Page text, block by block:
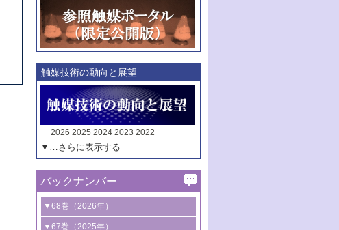
年度
記事種別
マーク：
マークあり
触媒技術の動向と展望
2026 2025 2024 2023 2022
▼…さらに表示する
バックナンバー
▼68巻（2026年）
1号 過酸化水素合成に関する研究動向
▼67巻（2025年）